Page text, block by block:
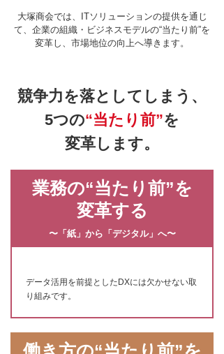
大塚商会では、ITソリューションの提供を通じ
て、企業の組織・ビジネスモデルの“当たり前”を
変革し、市場地位の向上へ導きます。
競争力を落としてしまう、
5つの“当たり前”を
変革します。
業務の“当たり前”を
変革する
〜「紙」から「デジタル」へ〜
データ活用を前提としたDXには欠かせない取
り組みです。